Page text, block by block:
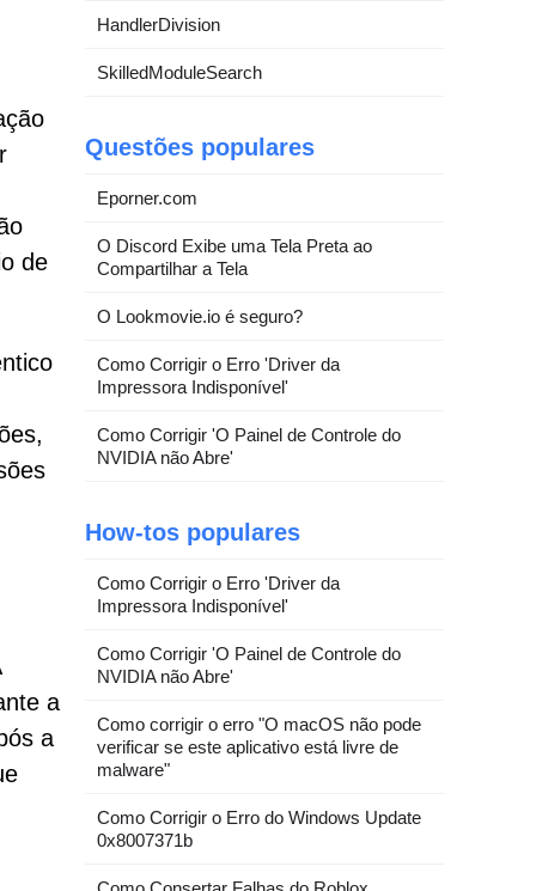
de
a
a
HandlerDivision
SkilledModuleSearch
Questões populares
Eporner.com
O Discord Exibe uma Tela Preta ao
Compartilhar a Tela
O Lookmovie.io é seguro?
Como Corrigir o Erro 'Driver da
Impressora Indisponível'
Como Corrigir 'O Painel de Controle do
NVIDIA não Abre'
How-tos populares
Como Corrigir o Erro 'Driver da
Impressora Indisponível'
Como Corrigir 'O Painel de Controle do
NVIDIA não Abre'
Como corrigir o erro "O macOS não pode
verificar se este aplicativo está livre de
malware"
Como Corrigir o Erro do Windows Update
0x8007371b